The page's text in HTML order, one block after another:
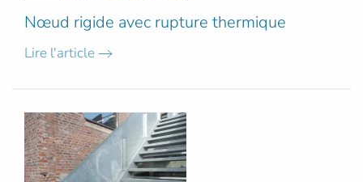
Nœud rigide avec rupture thermique
Lire l'article